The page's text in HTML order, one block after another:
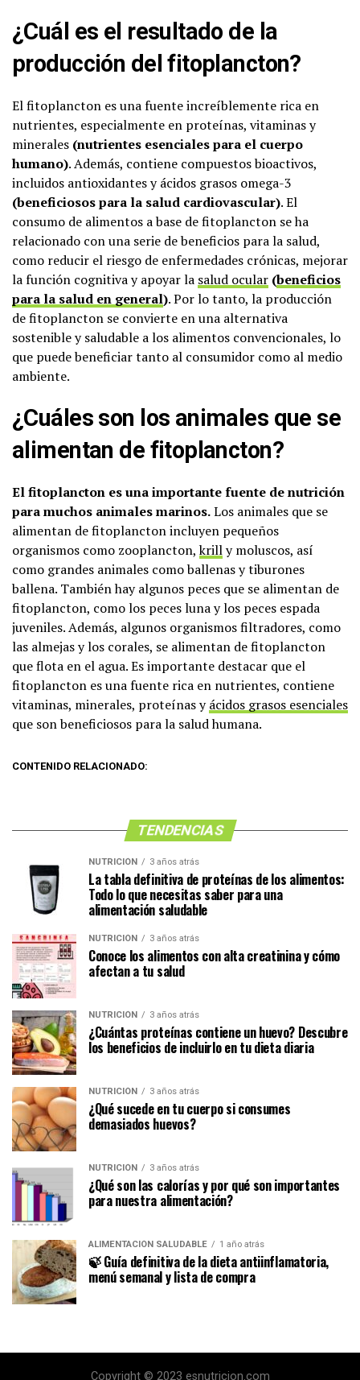
¿Cuál es el resultado de la
producción del fitoplancton?
El fitoplancton es una fuente increíblemente rica en
nutrientes, especialmente en proteínas, vitaminas y
minerales (nutrientes esenciales para el cuerpo
humano). Además, contiene compuestos bioactivos,
incluidos antioxidantes y ácidos grasos omega-3
(beneficiosos para la salud cardiovascular). El
consumo de alimentos a base de fitoplancton se ha
relacionado con una serie de beneficios para la salud,
como reducir el riesgo de enfermedades crónicas, mejorar
la función cognitiva y apoyar la salud ocular (beneficios
para la salud en general). Por lo tanto, la producción
de fitoplancton se convierte en una alternativa
sostenible y saludable a los alimentos convencionales, lo
que puede beneficiar tanto al consumidor como al medio
ambiente.
¿Cuáles son los animales que se
alimentan de fitoplancton?
El fitoplancton es una importante fuente de nutrición
para muchos animales marinos.Los animales que se
alimentan de fitoplancton incluyen pequeños
organismos como zooplancton,krilly moluscos, así
como grandes animales como ballenas y tiburones
ballena. También hay algunos peces que se alimentan de
fitoplancton, como los peces luna y los peces espada
juveniles. Además, algunos organismos filtradores, como
las almejas y los corales, se alimentan de fitoplancton
que flota en el agua. Es importante destacar que el
fitoplancton es una fuente rica en nutrientes, contiene
vitaminas, minerales, proteínas yácidos grasos esenciales
que son beneficiosos para la salud humana.
CONTENIDO RELACIONADO:
TENDENCIAS
NUTRICIÓN 3 años atrás
La tabla definitiva de proteínas de los alimentos:
Todo lo que necesitas saber para una
alimentación saludable
NUTRICIÓN 3 años atrás
Conoce los alimentos con alta creatinina y cómo
afectan a tu salud
NUTRICIÓN 3 años atrás
¿Cuántas proteínas contiene un huevo? Descubre
los beneficios de incluirlo en tu dieta diaria
NUTRICIÓN 3 años atrás
¿Qué sucede en tu cuerpo si consumes
demasiados huevos?
NUTRICIÓN 3 años atrás
¿Qué son las calorías y por qué son importantes
para nuestra alimentación?
ALIMENTACIÓN SALUDABLE 1 año atrás
🍃 Guía definitiva de la dieta antiinflamatoria,
menú semanal y lista de compra
Copyright © 2023 esnutricion.com